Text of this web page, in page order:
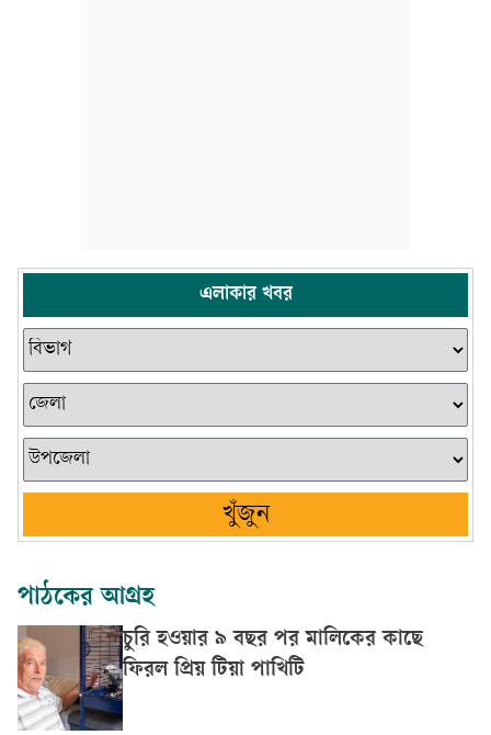
এলাকার খবর
খুঁজুন
পাঠকের আগ্রহ
চুরি হওয়ার ৯ বছর পর মালিকের কাছে
ফিরল প্রিয় টিয়া পাখিটি